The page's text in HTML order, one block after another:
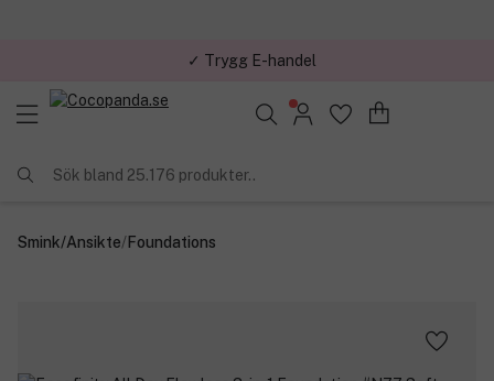
✓ Trygg E-handel
Sök bland 25.176 produkter..
Smink/Ansikte/Foundations